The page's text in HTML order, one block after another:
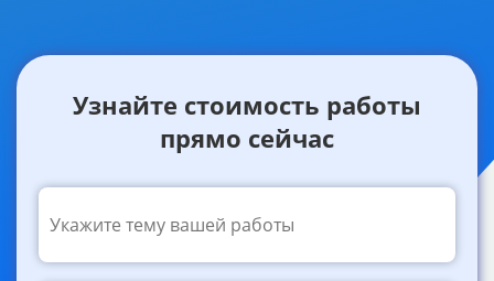
Узнайте стоимость работы
прямо сейчас